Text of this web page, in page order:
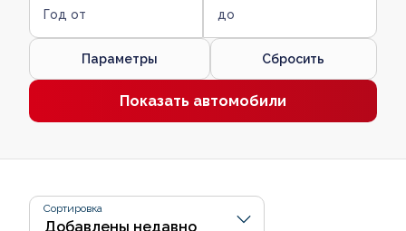
Год от до
Параметры Сбросить
Показать автомобили
Сортировка